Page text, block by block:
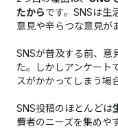
たからです。SNSは生
意見や辛らつな意見が
SNSが普及する前、意
た。しかしアンケート
スがかかってしまう場
SNS投稿のほとんどは
費者のニーズを集めや